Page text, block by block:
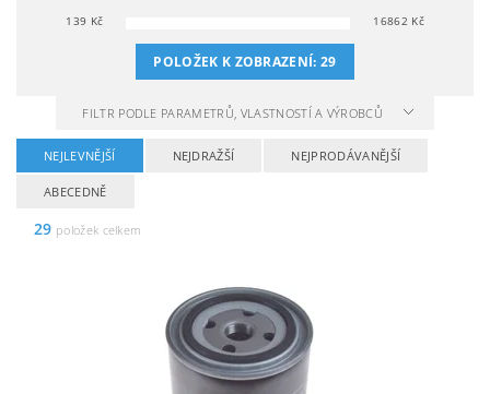
139 Kč 16862 Kč
POLOŽEK K ZOBRAZENÍ:29
FILTR PODLE PARAMETRŮ, VLASTNOSTÍ A VÝROBCŮ
NEJLEVNĚJŠÍ NEJDRAŽŠÍ NEJPRODÁVANĚJŠÍ
ABECEDNĚ
29 položek celkem